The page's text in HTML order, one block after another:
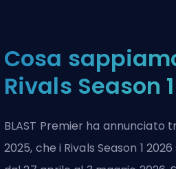
Cosa
Rivals Season
BLAST Premier ha annunciato
2025, che i Rivals Season 1